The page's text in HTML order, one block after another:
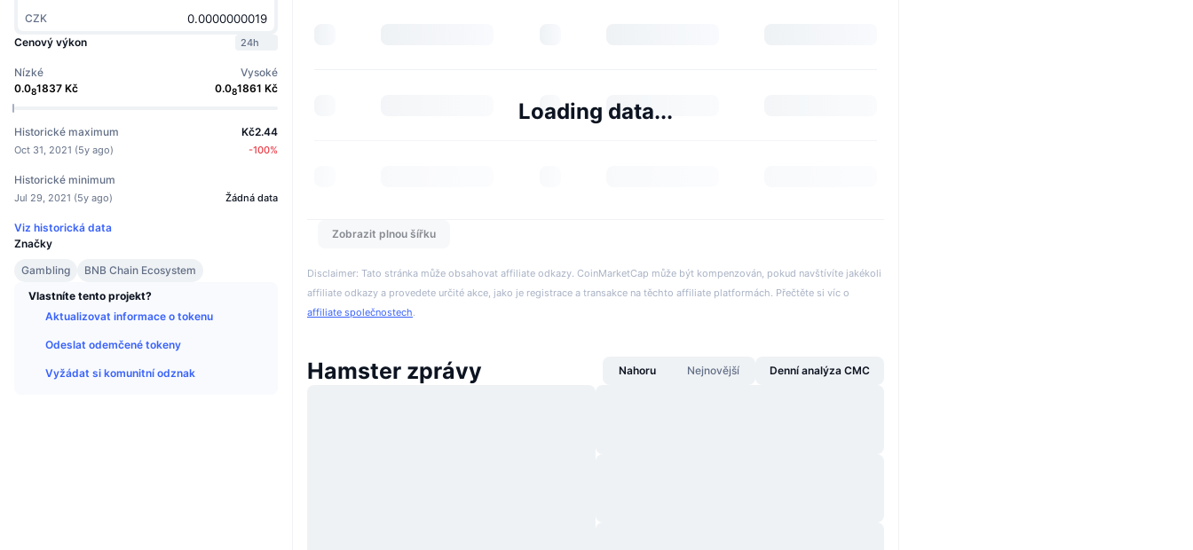
CZK
Cenový výkon
24h
Nízké
0.081837 Kč
Vysoké
0.081861 Kč
Historické maximum
Oct 31, 2021 (5y ago)
Kč2.44
-100%
Historické minimum
Jul 29, 2021 (5y ago) Žádná data
Viz historická data
Značky
Gambling
BNB Chain Ecosystem
Vlastníte tento projekt?
Aktualizovat informace o tokenu
Odeslat odemčené tokeny
Vyžádat si komunitní odznak
Loading data...
Zobrazit plnou šířku
Disclaimer: Tato stránka může obsahovat affiliate odkazy. CoinMarketCap může být kompenzován, pokud navštívíte jakékoli
affiliate odkazy a provedete určité akce, jako je registrace a transakce na těchto affiliate platformách. Přečtěte si víc o
affiliate společnostech.
Hamster zprávy Nahoru Nejnovější Denní analýza CMC